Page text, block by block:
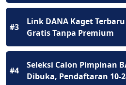
#3
Link DANA Kaget
Gratis Tanpa Premium
#4
Seleksi Calon Pimpinan
Dibuka, Pendaftaran 10-